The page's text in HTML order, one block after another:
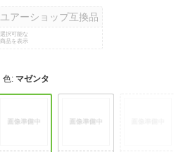
ユアーショップ互換品
選択可能な
商品を表示
色: マゼンタ